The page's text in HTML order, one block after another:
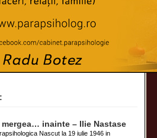
mergea… inainte – Ilie Nastase
Nascut la 19 iulie 1946 in